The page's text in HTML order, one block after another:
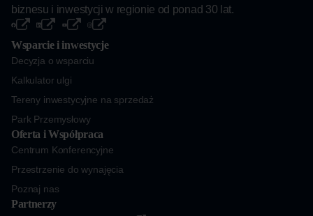
biznesu i inwestycji w regionie od ponad 30 lat.
Wsparcie i inwestycje
Decyzja o wsparciu
Kalkulator ulgi
Tereny inwestycyjne na sprzedaż
Park Przemysłowy
Oferta i Współpraca
Centrum Konferencyjne
Przestrzenie do wynajęcia
Poznaj nas
Partnerzy